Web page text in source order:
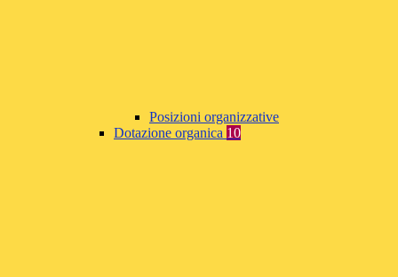
Posizioni organizzative
Dotazione organica 10